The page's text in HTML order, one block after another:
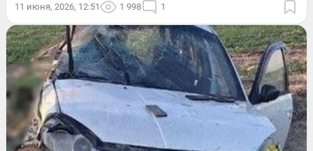
11 июня, 2026, 12:51 1 998 1